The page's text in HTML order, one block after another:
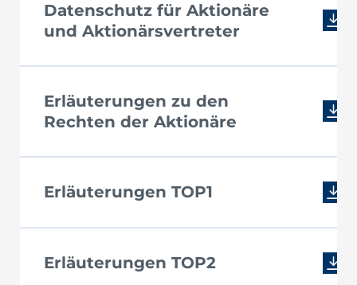
Datenschutz für Aktionäre
und Aktionärsvertreter
Erläuterungen zu den
Rechten der Aktionäre
Erläuterungen TOP1
Erläuterungen TOP2